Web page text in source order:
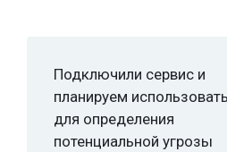
Подключили сервис и
планируем
для определения
потенциальной угрозы